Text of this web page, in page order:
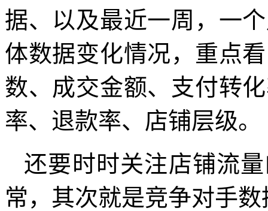
据、以及最近一周，一
体数据变化情况，重点
数、成交金额、支付转
率、退款率、店铺层级。
还要时时关注店铺流
常，其次就是竞争对手